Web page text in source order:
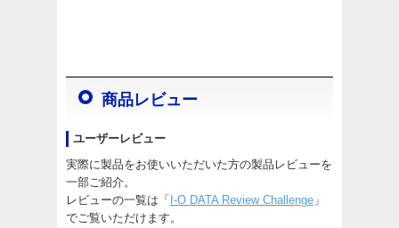
商品レビュー
ユーザーレビュー
実際に製品をお使いいただいた方の製品レビューを
一部ご紹介。
レビューの一覧は「 I-O DATA Review Challenge 」
でご覧いただけます。